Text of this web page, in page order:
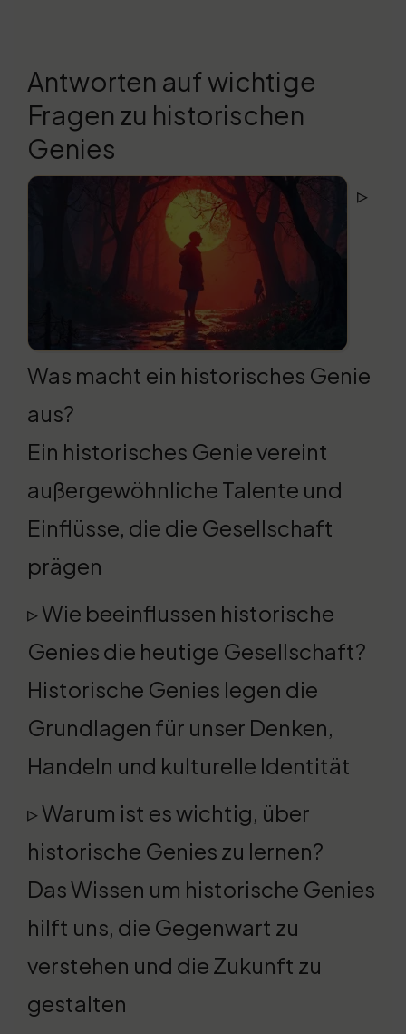
Antworten auf wichtige
Fragen zu historischen
Genies
▹
Was macht ein historisches Genie
aus?
Ein historisches Genie vereint
außergewöhnliche Talente und
Einflüsse, die die Gesellschaft
prägen
▹ Wie beeinflussen historische
Genies die heutige Gesellschaft?
Historische Genies legen die
Grundlagen für unser Denken,
Handeln und kulturelle Identität
▹ Warum ist es wichtig, über
historische Genies zu lernen?
Das Wissen um historische Genies
hilft uns, die Gegenwart zu
verstehen und die Zukunft zu
gestalten